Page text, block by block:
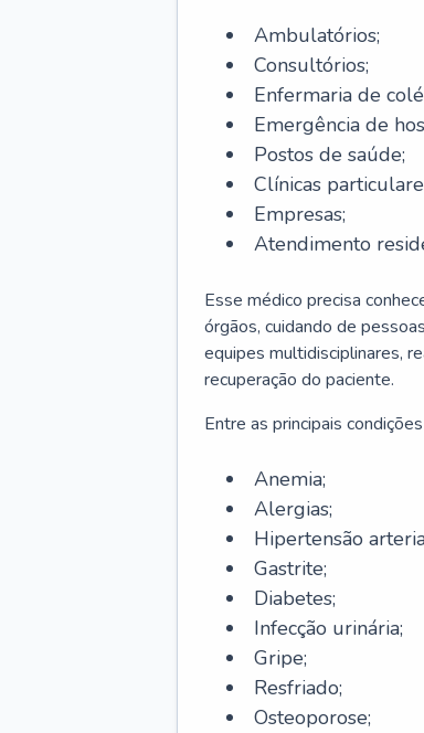
Ambulatórios;
Consultórios;
Enfermaria de
Emergência de
Postos de saúde;
Clínicas
Empresas;
Atendimento
Esse médico precisa
órgãos, cuidando de
equipes multidisciplinares,
recuperação do paciente.
Entre as principais
Anemia;
Alergias;
Hipertensão
Gastrite;
Diabetes;
Infecção urinária;
Gripe;
Resfriado;
Osteoporose;